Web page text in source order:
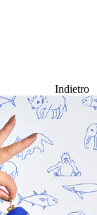
Indietro